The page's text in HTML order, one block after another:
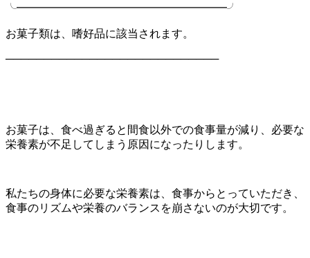
╰━━━━━━━━━━━━━━━━━━━╯
お菓子類は、嗜好品に該当されます。
────────────────────────────
お菓子は、食べ過ぎると間食以外での食事量が減り、必要な
栄養素が不足してしまう原因になったりします。
私たちの身体に必要な栄養素は、食事からとっていただき、
食事のリズムや栄養のバランスを崩さないのが大切です。